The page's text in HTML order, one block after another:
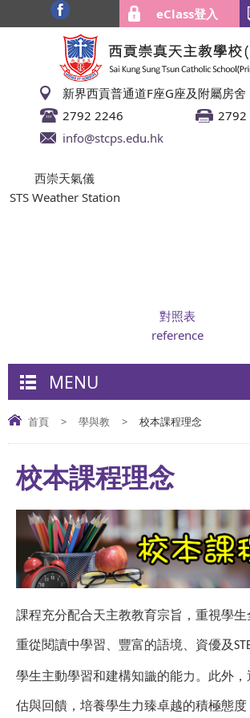
eClass登入
新界西貢普通道F座G座及附屬房舍
2792 2246
2792
info@stcps.edu.hk
西崇天氣儀
STS Weather Station
對照表
reference
MENU
首頁 > 學與教 > 校本課程理念
校本課程理念
課程充分配合天主教教育宗旨，重視學
重從閱讀中學習、豐富的語境、資優及
學生主動學習和建構知識的能力。此外
估與回饋，培養學生力臻卓越的積極態